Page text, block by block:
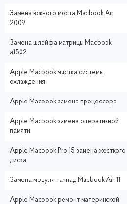
Замена южного моста Macbook Air
2009
Замена шлейфа матрицы Macbook
a1502
Apple Macbook чистка системы
охлаждения
Apple Macbook замена процессора
Apple Macbook замена оперативной
памяти
Apple Macbook Pro 15 замена жесткого
диска
Замена модуля тачпад Macbook Air 11
Apple Macbook ремонт материнской